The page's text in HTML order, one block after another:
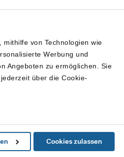
von Technologien wie
Werbung und
Angeboten zu ermöglichen. Sie
über die Cookie-
sein können
Präferenzen imAbschnitt
Cookies zulassen